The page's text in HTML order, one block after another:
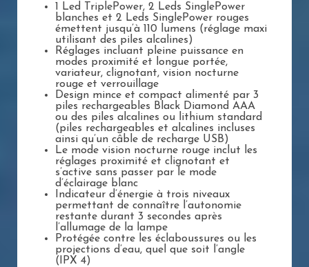
1 Led TriplePower, 2 Leds SinglePower
blanches et 2 Leds SinglePower rouges
émettent jusqu’à 110 lumens (réglage maxi
utilisant des piles alcalines)
Réglages incluant pleine puissance en
modes proximité et longue portée,
variateur, clignotant, vision nocturne
rouge et verrouillage
Design mince et compact alimenté par 3
piles rechargeables Black Diamond AAA
ou des piles alcalines ou lithium standard
(piles rechargeables et alcalines incluses
ainsi qu’un câble de recharge USB)
Le mode vision nocturne rouge inclut les
réglages proximité et clignotant et
s’active sans passer par le mode
d’éclairage blanc
Indicateur d’énergie à trois niveaux
permettant de connaître l’autonomie
restante durant 3 secondes après
l’allumage de la lampe
Protégée contre les éclaboussures ou les
projections d’eau, quel que soit l’angle
(IPX 4)